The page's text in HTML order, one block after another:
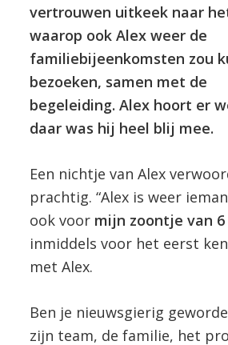
vertrouwen uitkeek naar
waarop ook Alex weer de
familiebijeenkomsten zou
bezoeken, samen met de
begeleiding. Alex hoort er
daar was hij heel blij mee.
Een nichtje van Alex
prachtig. “Alex is weer
ook voor mijn zoontje van 6
inmiddels voor het eerst
met Alex.
Ben je nieuwsgierig
zijn team, de familie, het